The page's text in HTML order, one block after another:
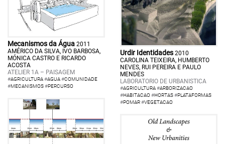
Mecanismos da Água 2011
AMÉRICO DA SILVA, IVO BARBOSA,
MÓNICA CASTRO E RICARDO
ACOSTA
ATELIER 1A – PAISAGEM
#AGRICULTURA#AGUA#COMUNIDADE
#MECANISMOS#PERCURSO
Urdir Identidades 2010
CAROLINA TEIXEIRA, HUMBERTO
NEVES, RUI PEREIRA E PAULO
MENDES
LABORATORIO DE URBANISTICA
#AGRICULTURA#ARBORIZACAO
#HABITACAO#HORTAS#PLATAFORMAS
#POMAR#VEGETACAO